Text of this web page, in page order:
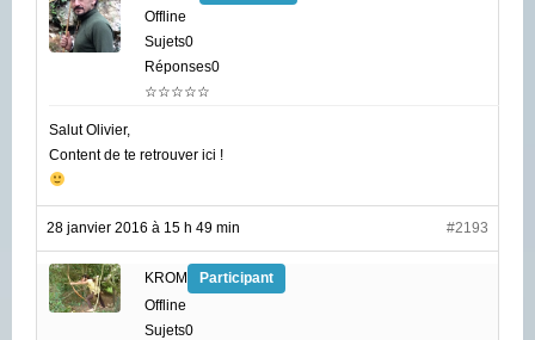
Offline
Sujets0
Réponses0
☆☆☆☆☆
Salut Olivier,
Content de te retrouver ici !
28 janvier 2016 à 15 h 49 min #2193
KROM
Participant
Offline
Sujets0